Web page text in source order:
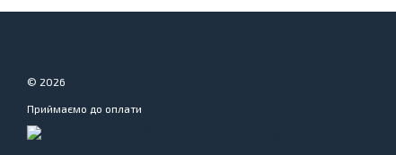
© 2026
Приймаємо до оплати